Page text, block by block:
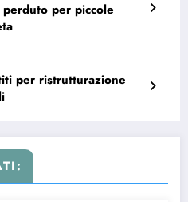
per piccole
per ristrutturazione